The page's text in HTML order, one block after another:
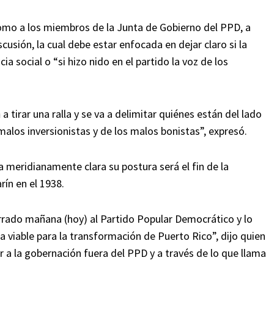
a los miembros de la Junta de Gobierno del PPD, a
la cual debe estar enfocada en dejar claro si la
social o “si hizo nido en el partido la voz de los
tirar una ralla y se va a delimitar quiénes están del lado
inversionistas y de los malos bonistas”, expresó.
meridianamente clara su postura será el fin de la
en el 1938.
mañana (hoy) al Partido Popular Democrático y lo
para la transformación de Puerto Rico”, dijo quien
la gobernación fuera del PPD y a través de lo que llama